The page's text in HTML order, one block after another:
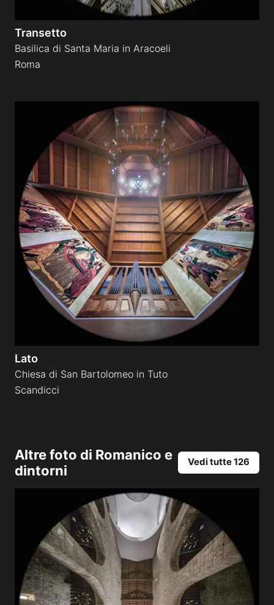
Transetto
Basilica di Santa Maria in Aracoeli
Roma
Lato
Chiesa di San Bartolomeo in Tuto
Scandicci
Altre foto di Romanico e
dintorni
Vedi tutte 126